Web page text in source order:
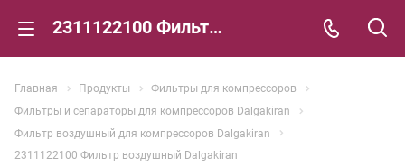
2311122100 Фильтр воздушный Dalgakiran
Главная Продукты
Фильтры для компрессоров
Фильтры и сепараторы для компрессоров Dalgakiran
Фильтр воздушный для компрессоров Dalgakiran
2311122100 Фильтр воздушный Dalgakiran